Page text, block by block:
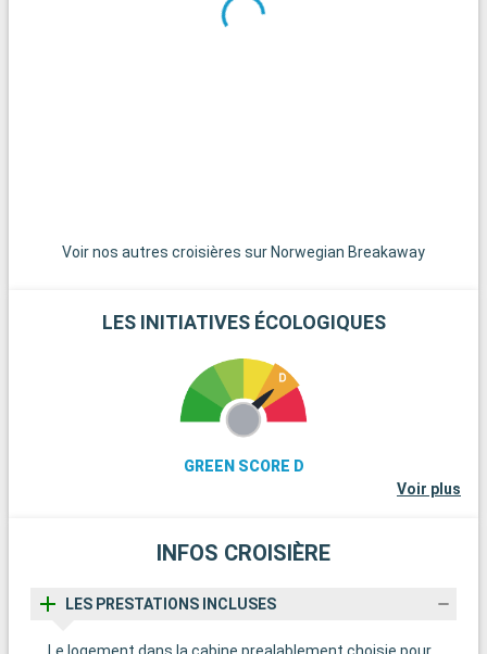
pour un aperçu de l'histoire du Sud. Les bayous environnants
Voir nos autres croisières sur Norwegian Breakaway
LES INITIATIVES ÉCOLOGIQUES
GREEN SCORE D
Voir plus
INFOS CROISIÈRE
LES PRESTATIONS INCLUSES